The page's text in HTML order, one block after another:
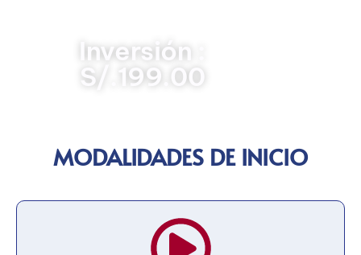
Inversión :
S/.199.00
MODALIDADES DE INICIO